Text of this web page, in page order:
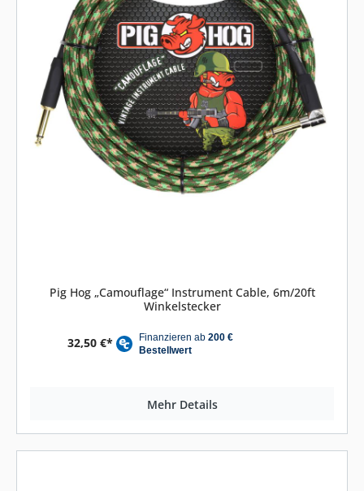
Pig Hog „Camouflage“ Instrument Cable, 6m/20ft
Winkelstecker
32,50 €*
Mehr Details